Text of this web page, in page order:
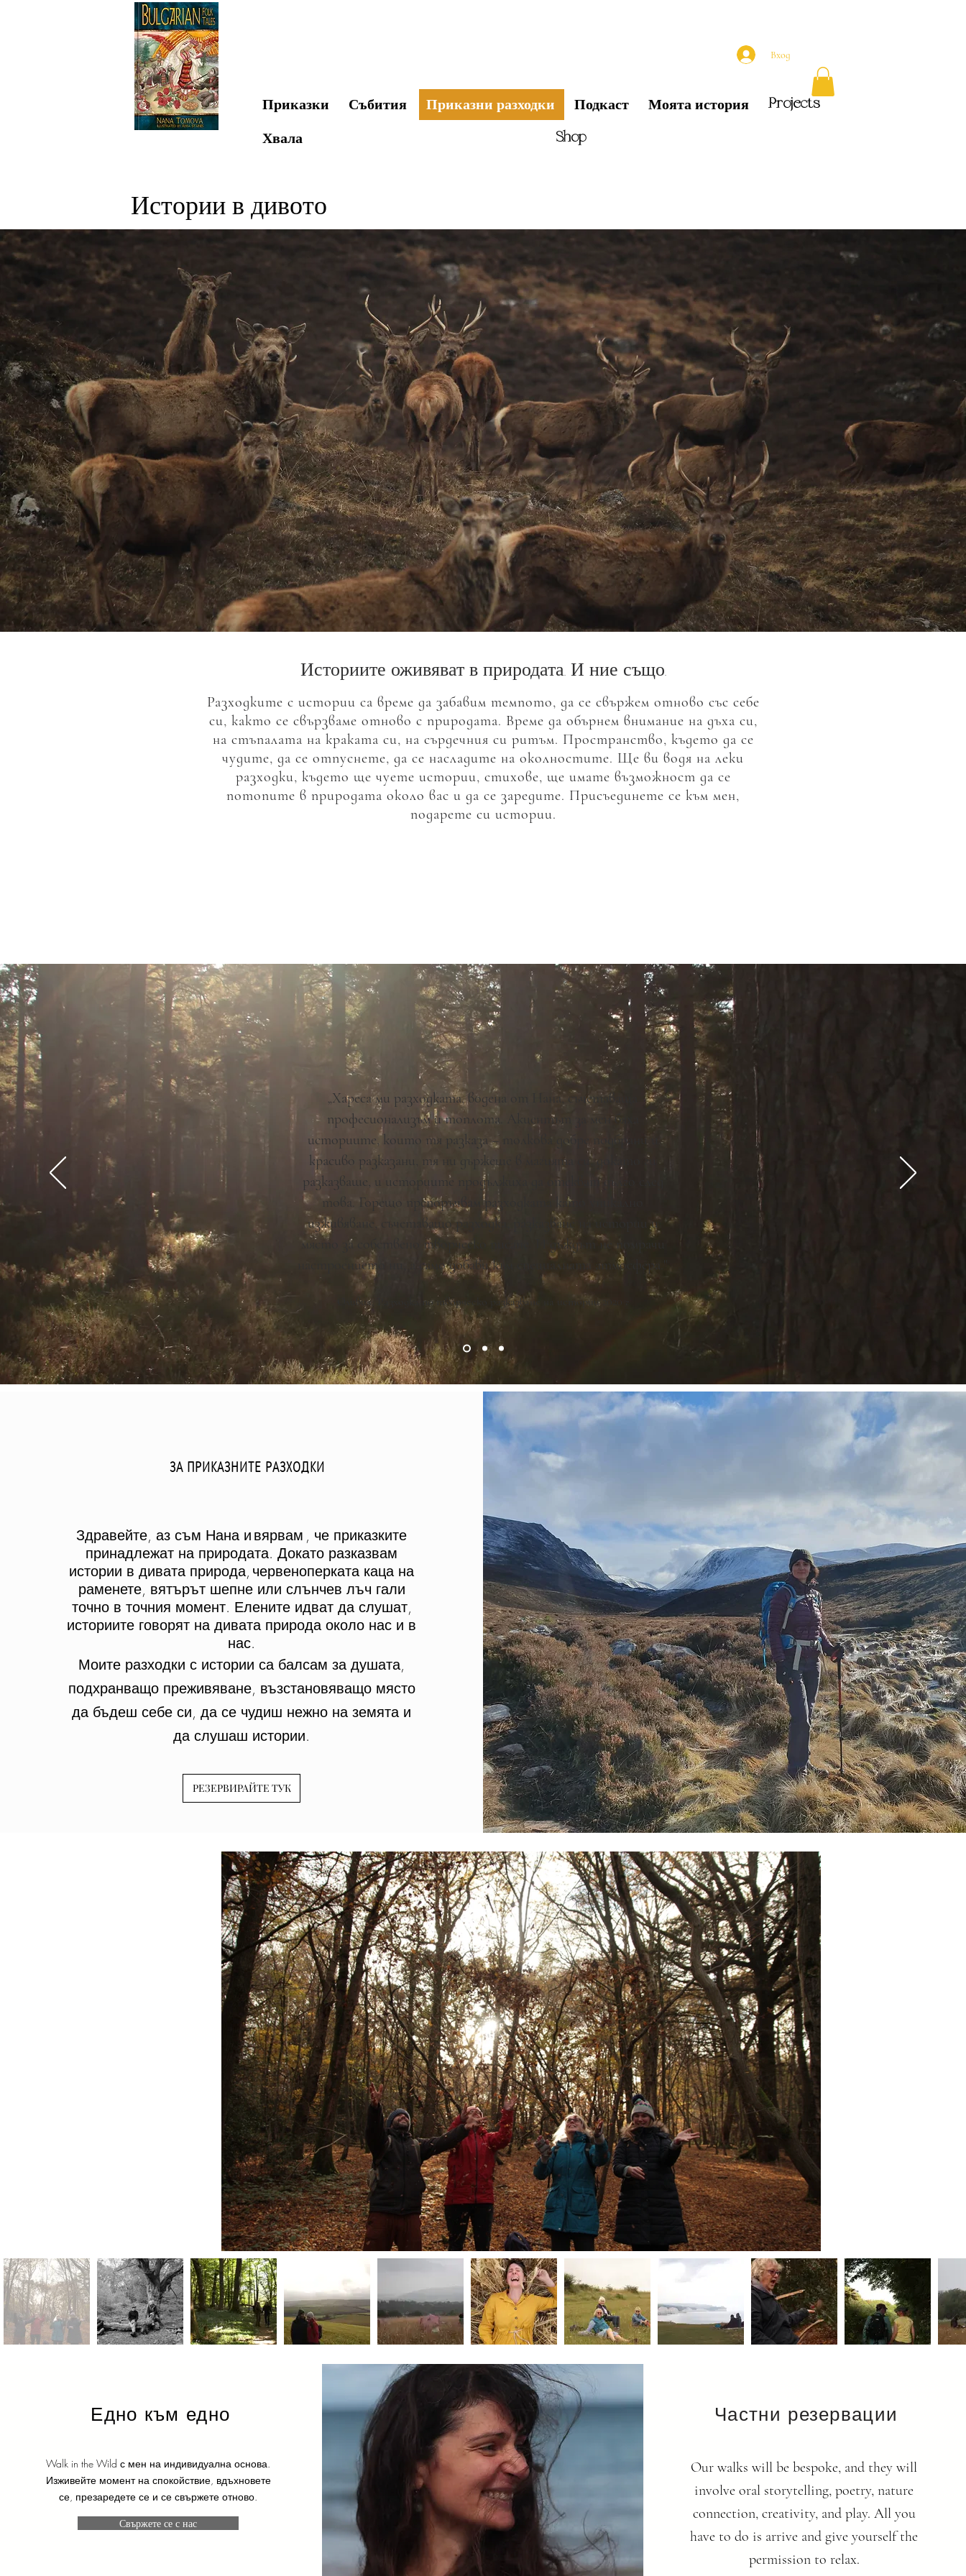
Приказки Събития Приказни разходки Подкаст Моята история Projects
Хвала Shop
Вход
Истории в дивото
Историите оживяват в природата. И ние също.
Разходките с истории са време да забавим темпото, да се свържем отново със себе
си, както се свързваме отново с природата. Време да обърнем внимание на дъха си,
на стъпалата на краката си, на сърдечния си ритъм. Пространство, където да се
чудите, да се отпуснете, да се насладите на околностите. Ще ви водя на леки
разходки, където ще чуете истории, стихове, ще имате възможност да се
потопите в природата около вас и да се заредите. Присъединете се към мен,
подарете си истории.
„Хареса ми разходката, водена от Нана, съчетаваща
професионализъм и топлота. Акцентът за мен бяха
историите, които тя разказа – толкова добре подбрани и
красиво разказани, тя ни държеше в магията си, докато ги
разказваше, и историите продължиха да отекват дълго след
това. Горещо препоръчвам разходката като уникално
изживяване, съчетаващо разходка, разказване на истории и
място за собствено творческо писане. И дъждът не помрачи
настроението ни, а само добави към специалната атмосфера."
Оливия, Разходка по творческо разказване на истории 2020 г
ЗА ПРИКАЗНИТЕ РАЗХОДКИ
Здравейте, аз съм Нана ивярвам , че приказките
принадлежат на природата. Докато разказвам
истории в дивата природа, червеноперката каца на
раменете, вятърът шепне или слънчев лъч гали
точно в точния момент. Елените идват да слушат,
историите говорят на дивата природа около нас и в
нас.
Моите разходки с истории са балсам за душата,
подхранващо преживяване, възстановяващо място
да бъдеш себе си, да се чудиш нежно на земята и
да слушаш истории.
РЕЗЕРВИРАЙТЕ ТУК
Едно към едно
Walk in the Wild с мен на индивидуална основа.
Изживейте момент на спокойствие, вдъхновете
се, презаредете се и се свържете отново.
Свържете се с нас
Частни резервации
Our walks will be bespoke, and they will
involve oral storytelling, poetry, nature
connection, creativity, and play. All you
have to do is arrive and give yourself the
permission to relax.